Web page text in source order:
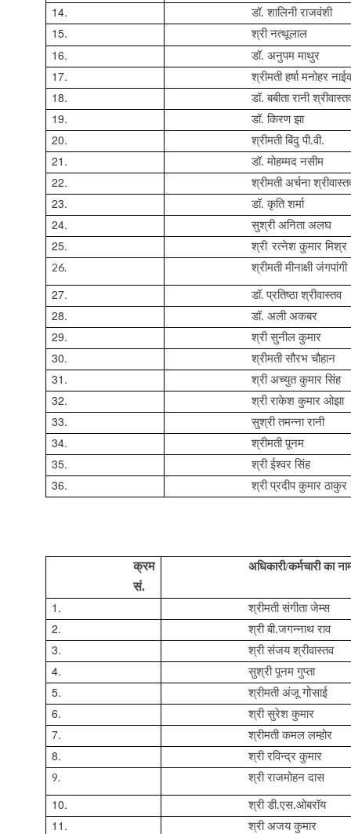
14. डॉ. शालिनी राजवंशी
15. श्री नत्‍थूलाल
16. डॉ. अनुपम माथुर
17. श्रीमती हर्षा मनोहर
18. डॉ. बबीता रानी
19. डॉ.‍ किरण झा
20. श्रीमती बिंदु पी.वी.
21. डॉ. मोहम्मद नसीम
22. श्रीमती अर्चना
23. डॉ. कृति शर्मा
24. सुश्री अनिता अलघ
25. श्री रत्नेशकुमार मिश्र
26. श्रीमती मीनाक्षी जंगपांगी
27. डॉ. प्रतिष्ठा श्रीवास्तव
28. डॉ. अली अकबर
29. श्री सुनील कुमार
30. श्रीमती सौरभ चौहान
31. श्री अच्युत कुमार सिंह
32. श्री राकेश कुमार ओझा
33. सुश्रीतमन्ना रानी
34. श्रीमती पूनम
35. श्री ईश्वर सिंह
36. श्री प्रदीप कुमार ठाकुर
क्रम
सं.
अधिकारी/कर्मचारी का
1. श्रीमती संगीता जेम्स
2. श्री बी.जगन्नाथ राव
3. श्री संजय श्रीवास्तव
4. सुश्री पूनम गुप्ता
5. श्रीमती अंजूगोसाई
6. श्री सुरेश कुमार
7. श्रीमती कमल लम्‍होर
8. श्री रविन्‍द्र कुमार
9. श्री राजमोहन दास
10. श्री डी.एस.ओबरॉय
11. श्री अजय कुमार